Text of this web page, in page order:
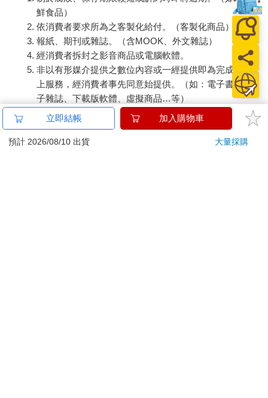
鮮食品）
依消費者要求所為之客製化給付。（客製化商品）
報紙、期刊或雜誌。（含MOOK、外文雜誌）
經消費者拆封之影音商品或電腦軟體。
非以有形媒介提供之數位內容或一經提供即為完成之線
上服務，經消費者事先同意始提供。（如：電子書、電
子雜誌、下載版軟體、虛擬商品…等）
已拆封之個人衛生用品。（如：內衣褲、刮鬍刀、除毛
刀…等）
若非上列種類商品，均享有到貨7天的猶豫期（含例假
立即結帳 加入購物車
預計 2026/08/10 出貨 大量採購